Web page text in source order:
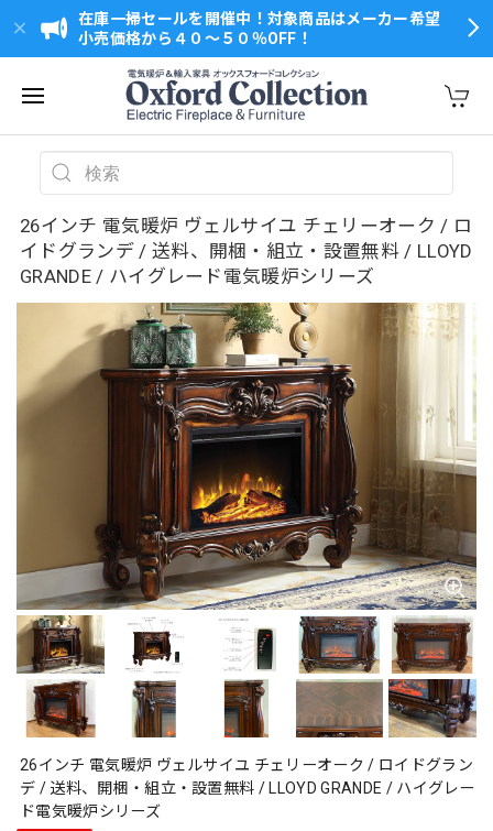
在庫一掃セールを開催中！対象商品はメーカー希望
小売価格から４０～５０％OFF！
26インチ 電気暖炉 ヴェルサイユ チェリーオーク / ロ
イドグランデ / 送料、開梱・組立・設置無料 / LLOYD
GRANDE / ハイグレード電気暖炉シリーズ
26インチ 電気暖炉 ヴェルサイユ チェリーオーク / ロイドグラン
デ / 送料、開梱・組立・設置無料 / LLOYD GRANDE / ハイグレー
ド電気暖炉シリーズ